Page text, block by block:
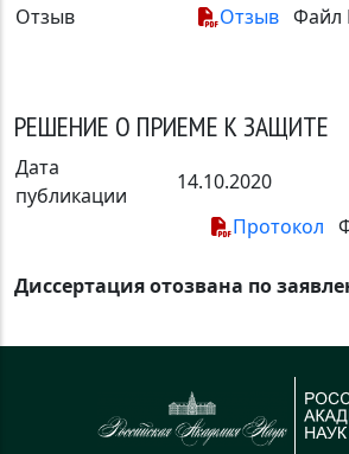
Отзыв Отзыв Файл
РЕШЕНИЕ О ПРИЕМЕ К ЗАЩИТЕ
Дата
публикации
14.10.2020
Протокол
Диссертация отозвана по